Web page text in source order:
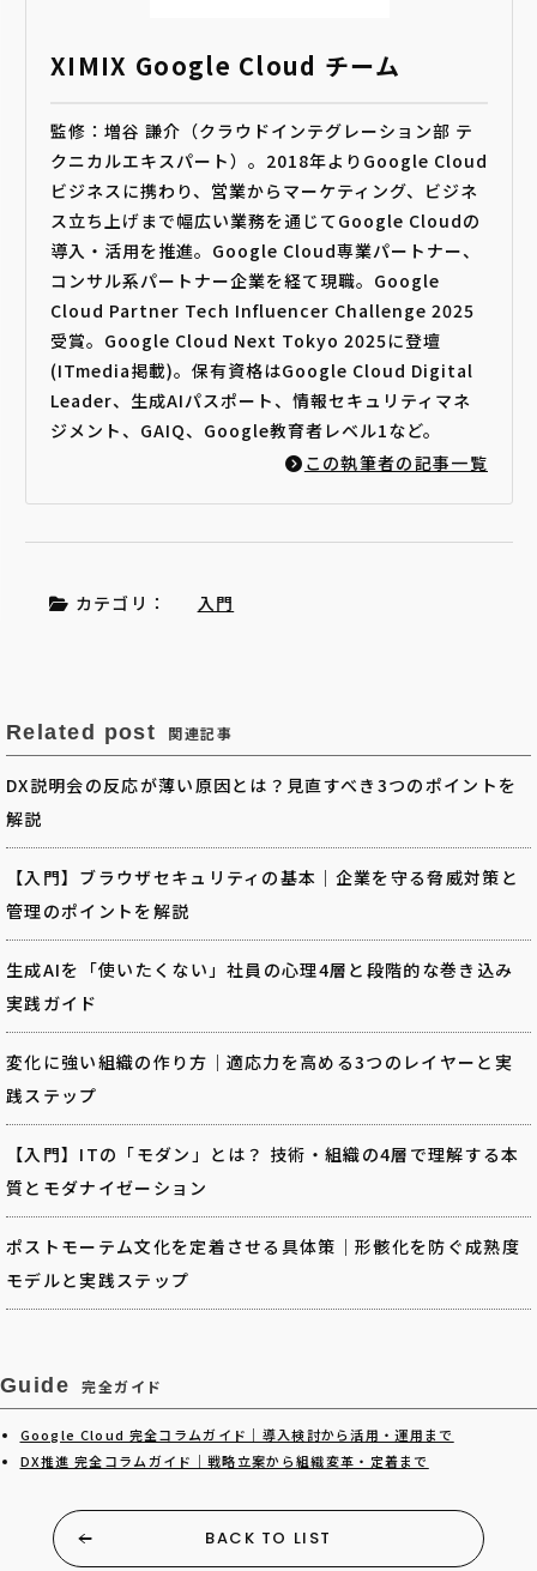
XIMIX Google Cloud チーム
監修：増谷 謙介（クラウドインテグレーション部 テ
クニカルエキスパート）。2018年よりGoogle Cloud
ビジネスに携わり、営業からマーケティング、ビジネ
ス立ち上げまで幅広い業務を通じてGoogle Cloudの
導入・活用を推進。Google Cloud専業パートナー、
コンサル系パートナー企業を経て現職。Google
Cloud Partner Tech Influencer Challenge 2025
受賞。Google Cloud Next Tokyo 2025に登壇
(ITmedia掲載)。保有資格はGoogle Cloud Digital
Leader、生成AIパスポート、情報セキュリティマネ
ジメント、GAIQ、Google教育者レベル1など。
この執筆者の記事一覧
カテゴリ： 入門
Related post 関連記事
DX説明会の反応が薄い原因とは？見直すべき3つのポイントを
解説
【入門】ブラウザセキュリティの基本｜企業を守る脅威対策と
管理のポイントを解説
生成AIを「使いたくない」社員の心理4層と段階的な巻き込み
実践ガイド
変化に強い組織の作り方｜適応力を高める3つのレイヤーと実
践ステップ
【入門】ITの「モダン」とは？ 技術・組織の4層で理解する本
質とモダナイゼーション
ポストモーテム文化を定着させる具体策｜形骸化を防ぐ成熟度
モデルと実践ステップ
Guide 完全ガイド
Google Cloud 完全コラムガイド｜導入検討から活用・運用まで
DX推進 完全コラムガイド｜戦略立案から組織変革・定着まで
BACK TO LIST